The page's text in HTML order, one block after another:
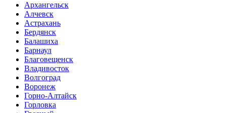
Архангельск
Алчевск
Астрахань
Бердянск
Балашиха
Барнаул
Благовещенск
Владивосток
Волгоград
Воронеж
Горно-Алтайск
Горловка